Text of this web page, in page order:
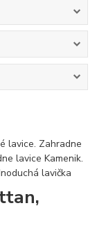
lavice. Zahradne
lavice Kamenik.
lavička